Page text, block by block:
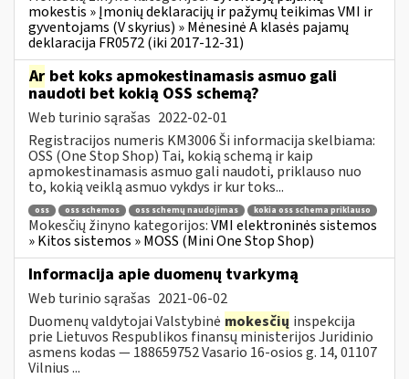
mokestis » Įmonių deklaracijų ir pažymų teikimas VMI ir
gyventojams (V skyrius) » Mėnesinė A klasės pajamų
deklaracija FR0572 (iki 2017-12-31)
Ar bet koks apmokestinamasis asmuo gali
naudoti bet kokią OSS schemą?
Web turinio sąrašas 2022-02-01
Registracijos numeris KM3006 Ši informacija skelbiama:
OSS (One Stop Shop) Tai, kokią schemą ir kaip
apmokestinamasis asmuo gali naudoti, priklauso nuo
to, kokią veiklą asmuo vykdys ir kur toks...
oss oss schemos oss schemų naudojimas kokia oss schema priklauso
Mokesčių žinyno kategorijos:VMI elektroninės sistemos
» Kitos sistemos » MOSS (Mini One Stop Shop)
Informacija apie duomenų tvarkymą
Web turinio sąrašas 2021-06-02
Duomenų valdytojai Valstybinė mokesčių inspekcija
prie Lietuvos Respublikos finansų ministerijos Juridinio
asmens kodas — 188659752 Vasario 16-osios g. 14, 01107
Vilnius ...